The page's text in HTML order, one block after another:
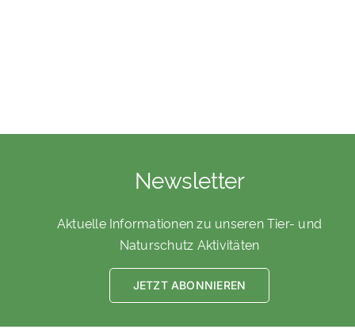
Newsletter
Aktuelle Informationen zu unseren Tier- und
Naturschutz Aktivitäten
JETZT ABONNIEREN